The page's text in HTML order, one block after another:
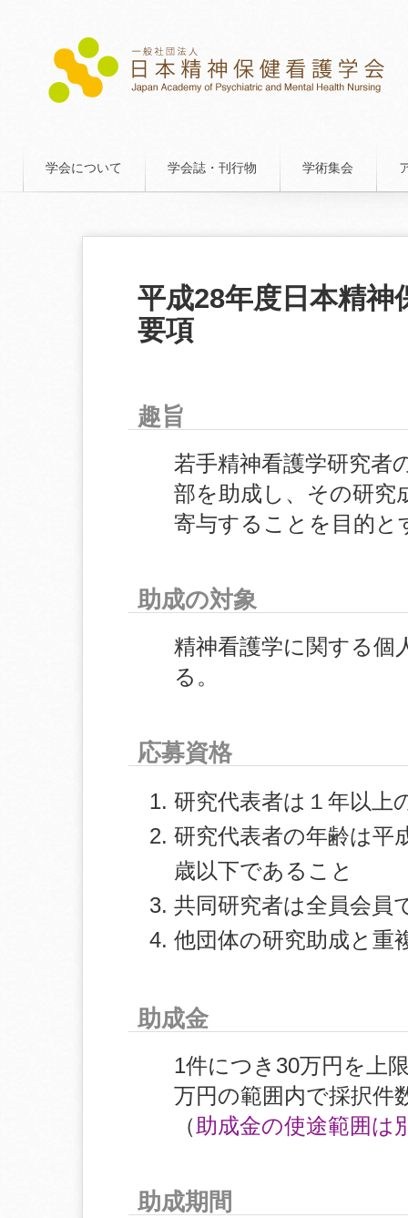
学会について 学会誌・刊行物 学術集会
平成28年度日本精神
要項
趣旨
若手精神看護学研究者
部を助成し、その研究
寄与することを目的と
助成の対象
精神看護学に関する個
る。
応募資格
研究代表者は１年以上
研究代表者の年齢は平
歳以下であること
共同研究者は全員会員
他団体の研究助成と重
助成金
1件につき30万円を上
万円の範囲内で採択件
（ 助成金の使途範囲は
助成期間